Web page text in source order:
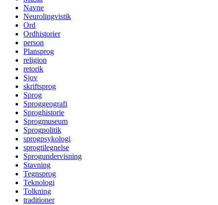
Navne
Neurolingvistik
Ord
Ordhistorier
person
Plansprog
religion
retorik
Sjov
skriftsprog
Sprog
Sproggeografi
Sproghistorie
Sprogmuseum
Sprogpolitik
sprogpsykologi
sprogtilegnelse
Sprogundervisning
Stavning
Tegnsprog
Teknologi
Tolkning
traditioner